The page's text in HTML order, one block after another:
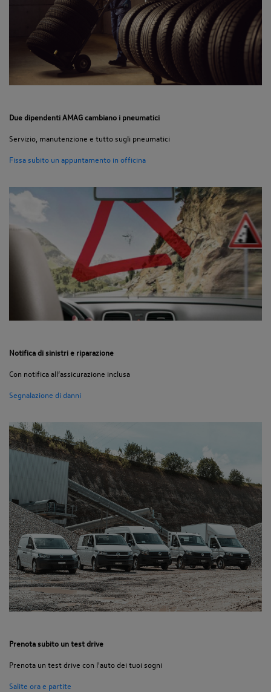
Due dipendenti AMAG cambiano i pneumatici
Servizio, manutenzione e tutto sugli pneumatici
Fissa subito un appuntamento in officina
Notifica di sinistri e riparazione
Con notifica all’assicurazione inclusa
Segnalazione di danni
Prenota subito un test drive
Prenota un test drive con l'auto dei tuoi sogni
Salite ora e partite